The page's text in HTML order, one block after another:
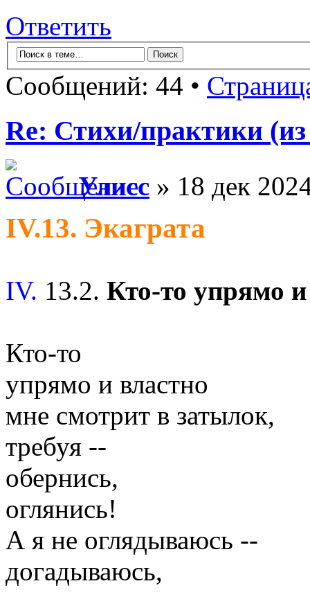
Ответить
Сообщений: 44 •
Re: Стихи/практики
Улисс » 18 дек
IV.13. Экаграта
IV. 13.2. Кто-то упрямо
Кто-то
упрямо и властно
мне смотрит в затылок,
требуя --
обернись,
оглянись!
А я не оглядываюсь --
догадываюсь,